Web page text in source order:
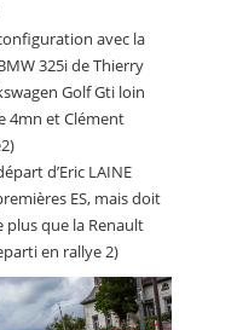
avec la
325i de Thierry
Golf Gti loin
4mn et Clément
d’Eric LAINE
ES, mais doit
plus que la Renault
en rallye 2)